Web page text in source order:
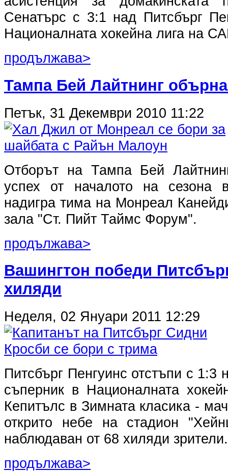
Сенатърс с 3:1 над Питсбърг
Националната хокейна лига на
продължава>
Тампа Бей Лайтнинг
Петък, 31 Декември 2010 11:22
Отборът на Тампа Бей
успех от началото на
надигра тима на Монреал
зала "Ст. Пийт Таймс Форум".
продължава>
Вашингтон победи
хиляди
Неделя, 02 Януари 2011 12:29
Питсбърг Пeнгуинс отстъпи с 1:3
съперник в Националната
Кепитълс в Зимната класика -
открито небе на стадион
наблюдаван от 68 хиляди зрители.
продължава>